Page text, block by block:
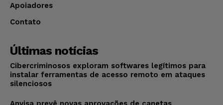
Apoiadores
Contato
Últimas notícias
Cibercriminosos exploram softwares legítimos para
instalar ferramentas de acesso remoto em ataques
silenciosos